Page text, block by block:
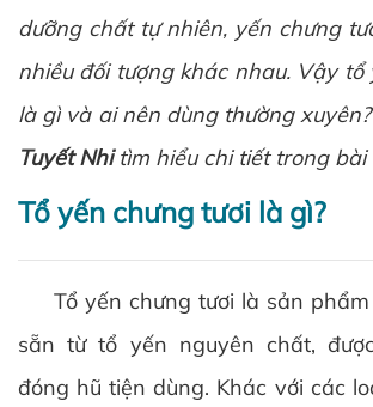
dưỡng chất tự nhiên, yến chưng
nhiều đối tượng khác nhau. Vậy tổ
là gì và ai nên dùng thường
Tuyết Nhitìm hiểu chi tiết trong bài
Tổ yến chưng tươi là gì?
Tổ yến chưng tươi là sản phẩm
sẵn từ tổ yến nguyên chất,
đóng hũ tiện dùng. Khác với các